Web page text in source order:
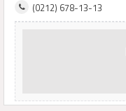
(0212) 678-13-13